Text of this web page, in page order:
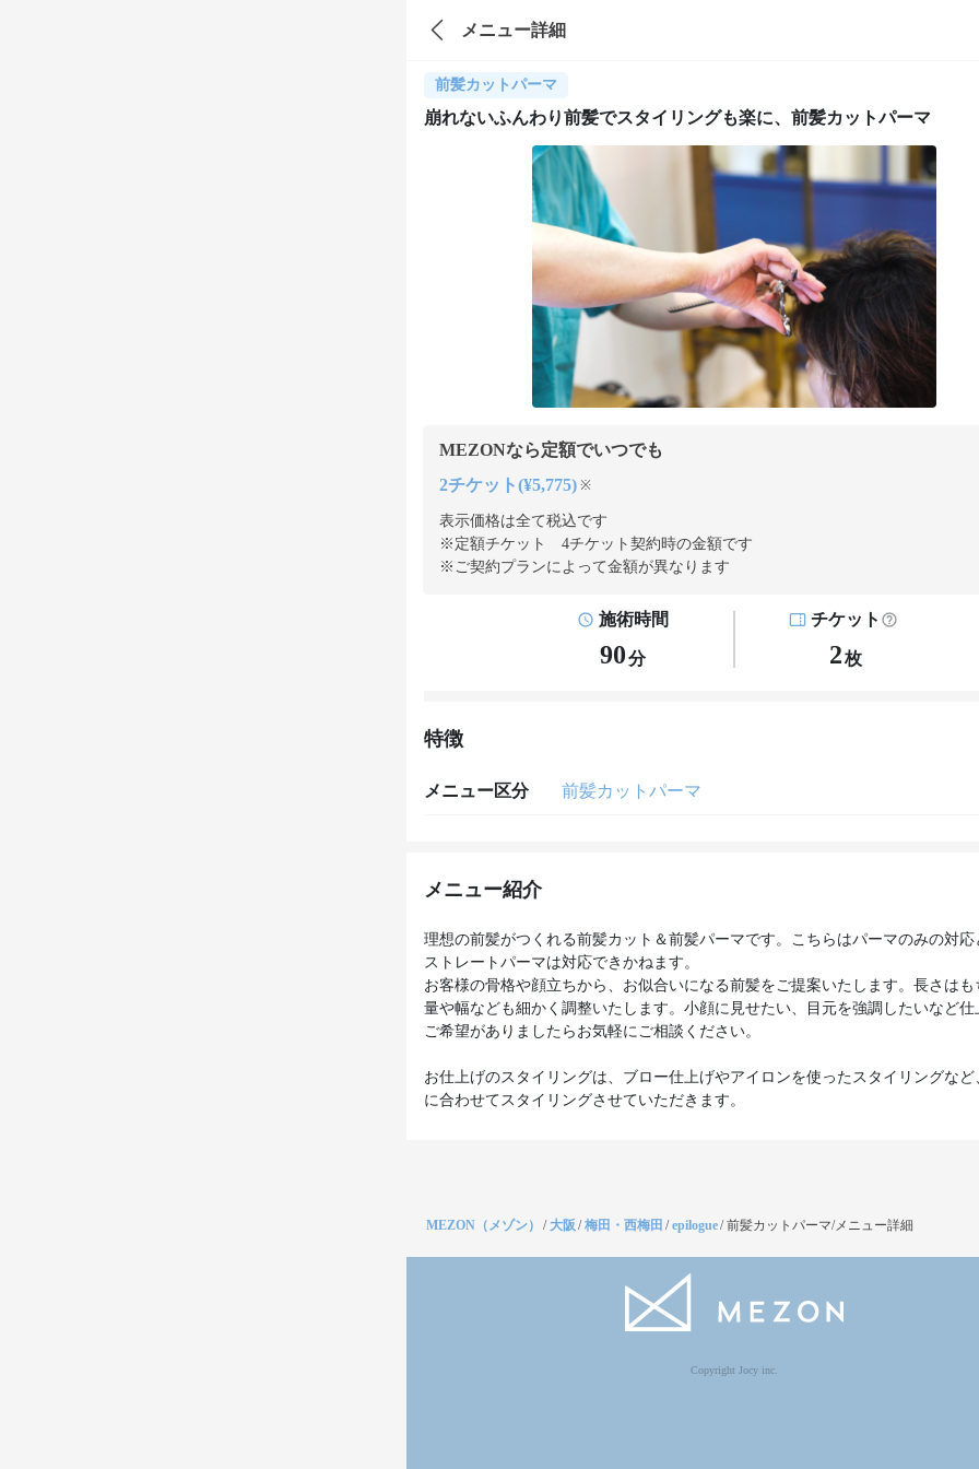
メニュー詳細
前髪カットパーマ
崩れないふんわり前髪でスタイリングも楽に、前髪カットパーマ
MEZONなら定額でいつでも
2チケット(¥5,775) ※
表示価格は全て税込です
※定額チケット 4チケット契約時の金額です
※ご契約プランによって金額が異なります
施術時間
90分
チケット
2枚
特徴
メニュー区分 前髪カットパーマ
メニュー紹介
理想の前髪がつくれる前髪カット＆前髪パーマです。こちらはパーマのみの対応
ストレートパーマは対応できかねます。
お客様の骨格や顔立ちから、お似合いになる前髪をご提案いたします。長さはも
量や幅なども細かく調整いたします。小顔に見せたい、目元を強調したいなど仕
ご希望がありましたらお気軽にご相談ください。
お仕上げのスタイリングは、ブロー仕上げやアイロンを使ったスタイリングなど
に合わせてスタイリングさせていただきます。
MEZON（メゾン） /大阪 /梅田・西梅田 /epilogue/前髪カットパーマ/メニュー詳細
Copyright Jocy inc.